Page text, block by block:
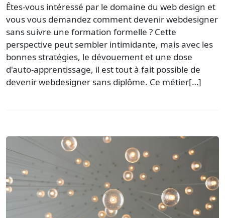
Êtes-vous intéressé par le domaine du web design et
vous vous demandez comment devenir webdesigner
sans suivre une formation formelle ? Cette
perspective peut sembler intimidante, mais avec les
bonnes stratégies, le dévouement et une dose
d'auto-apprentissage, il est tout à fait possible de
devenir webdesigner sans diplôme. Ce métier[…]